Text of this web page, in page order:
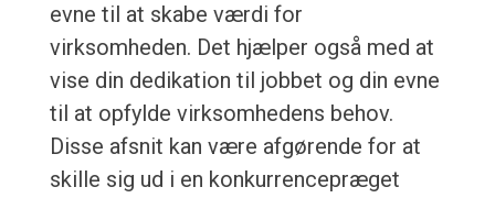
evne til at skabe værdi for
virksomheden. Det hjælper også med at
vise din dedikation til jobbet og din evne
til at opfylde virksomhedens behov.
Disse afsnit kan være afgørende for at
skille sig ud i en konkurrencepræget